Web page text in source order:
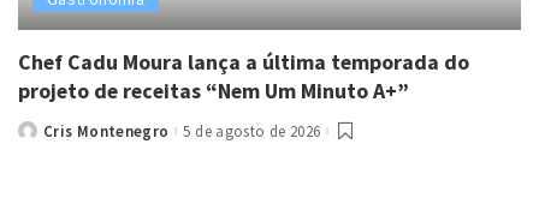
Chef Cadu Moura lança a última temporada do
projeto de receitas “Nem Um Minuto A+”
PostedCris Montenegro 5 de agosto de 2026